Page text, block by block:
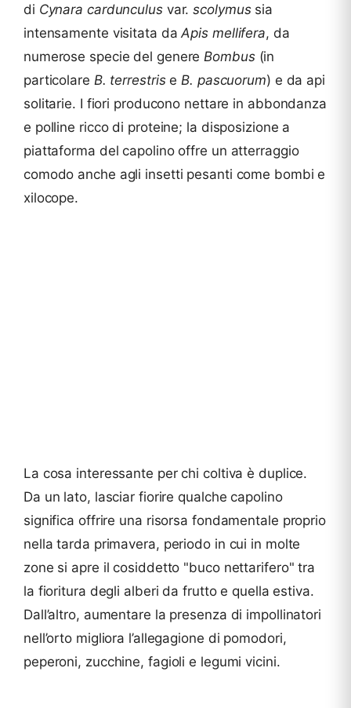
di Cynara cardunculusvar.scolymussia
intensamente visitata daApis mellifera, da
numerose specie del genere Bombus(in
particolare B. terrestrise B. pascuorum) e da api
solitarie. I fiori producono nettare in abbondanza
e polline ricco di proteine; la disposizione a
piattaforma del capolino offre un atterraggio
comodo anche agli insetti pesanti come bombi e
xilocope.
La cosa interessante per chi coltiva è duplice.
Da un lato, lasciar fiorire qualche capolino
significa offrire una risorsa fondamentale proprio
nella tarda primavera, periodo in cui in molte
zone si apre il cosiddetto "buco nettarifero" tra
la fioritura degli alberi da frutto e quella estiva.
Dall’altro, aumentare la presenza di impollinatori
nell’orto migliora l’allegagione di pomodori,
peperoni, zucchine, fagioli e legumi vicini.